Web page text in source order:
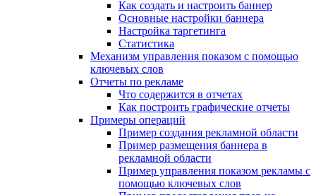
Как создать и настроить баннер
Основные настройки баннера
Настройка таргетинга
Статистика
Механизм управления показом с помощью
ключевых слов
Отчеты по рекламе
Что содержится в отчетах
Как построить графические отчеты
Примеры операций
Пример создания рекламной области
Пример размещения баннера в
рекламной области
Пример управления показом рекламы с
помощью ключевых слов